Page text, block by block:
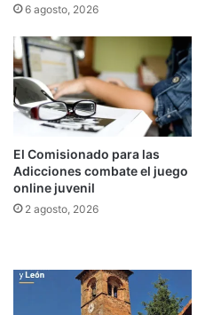
6 agosto, 2026
El Comisionado para las
Adicciones combate el juego
online juvenil
2 agosto, 2026